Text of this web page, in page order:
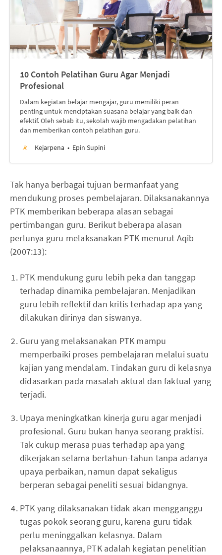
10 Contoh Pelatihan Guru Agar Menjadi
Profesional
Dalam kegiatan belajar mengajar, guru memiliki peran
penting untuk menciptakan suasana belajar yang baik dan
efektif. Oleh sebab itu, sekolah wajib mengadakan pelatihan
dan memberikan contoh pelatihan guru.
Kejarpena
Epin Supini
Tak hanya berbagai tujuan bermanfaat yang
mendukung proses pembelajaran. Dilaksanakannya
PTK memberikan beberapa alasan sebagai
pertimbangan guru. Berikut beberapa alasan
perlunya guru melaksanakan PTK menurut Aqib
(2007:13):
PTK mendukung guru lebih peka dan tanggap
terhadap dinamika pembelajaran. Menjadikan
guru lebih reflektif dan kritis terhadap apa yang
dilakukan dirinya dan siswanya.
Guru yang melaksanakan PTK mampu
memperbaiki proses pembelajaran melalui suatu
kajian yang mendalam. Tindakan guru di kelasnya
didasarkan pada masalah aktual dan faktual yang
terjadi.
Upaya meningkatkan kinerja guru agar menjadi
profesional. Guru bukan hanya seorang praktisi.
Tak cukup merasa puas terhadap apa yang
dikerjakan selama bertahun-tahun tanpa adanya
upaya perbaikan, namun dapat sekaligus
berperan sebagai peneliti sesuai bidangnya.
PTK yang dilaksanakan tidak akan mengganggu
tugas pokok seorang guru, karena guru tidak
perlu meninggalkan kelasnya. Dalam
pelaksanaannya, PTK adalah kegiatan penelitian